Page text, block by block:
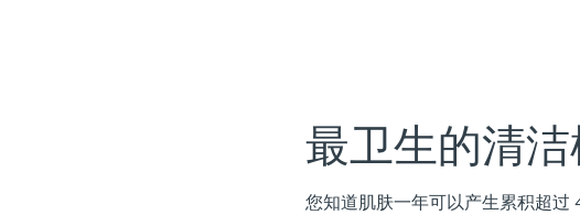
最卫生的清
您知道肌肤一年可以产生累积超